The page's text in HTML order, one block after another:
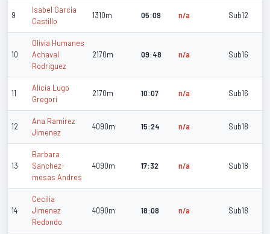
9
Isabel Garcia
Castillo
1310m 05:09 n/a Sub12
10
Olivia Humanes
Achaval
Rodriguez
2170m 09:48 n/a Sub16
11
Alicia Lugo
Gregori
2170m 10:07 n/a Sub16
12
Ana Ramirez
Jimenez
4090m 15:24 n/a Sub18
13
Barbara
Sanchez-
mesas Andres
4090m 17:32 n/a Sub18
14
Cecilia
Jimenez
Redondo
4090m 18:08 n/a Sub18